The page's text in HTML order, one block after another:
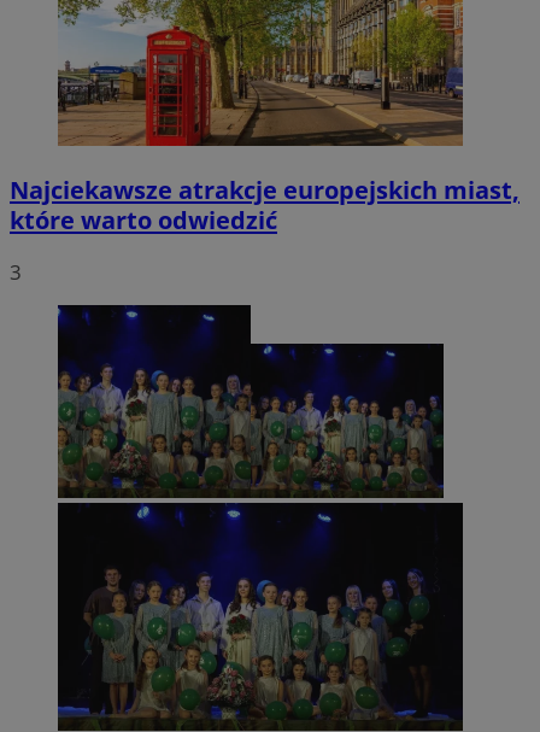
Najciekawsze atrakcje europejskich miast,
które warto odwiedzić
3